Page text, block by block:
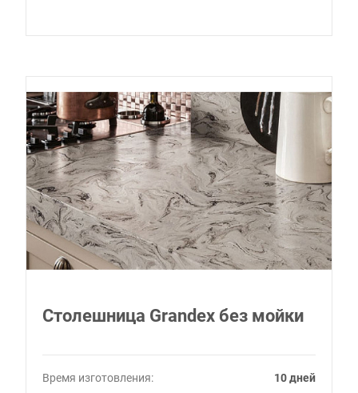
Столешница Grandex без мойки
Время изготовления: 10 дней